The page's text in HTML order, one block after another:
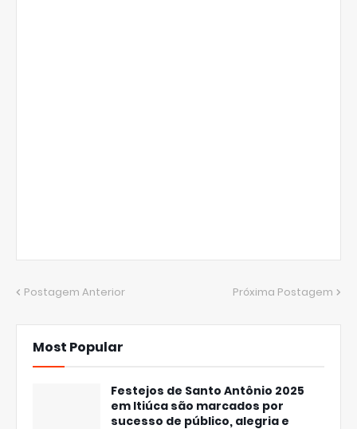
Postagem Anterior Próxima Postagem
Most Popular
Festejos de Santo Antônio 2025
em Itiúca são marcados por
sucesso de público, alegria e